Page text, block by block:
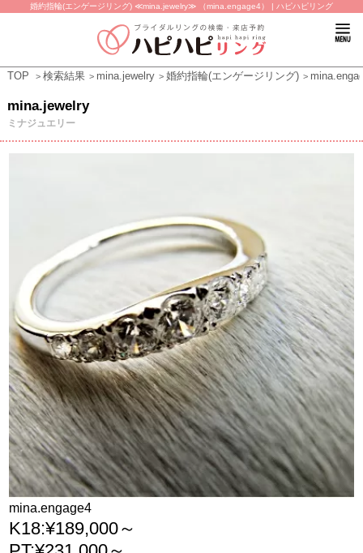
婚約指輪(エンゲージリング) ≪mina.jewelry≫ （mina.engage4） | ハピハピリング
TOP 検索結果 mina.jewelry 婚約指輪(エンゲージリング)
mina.jewelry
ミナジュエリー
mina.engage4
K18:¥189,000～